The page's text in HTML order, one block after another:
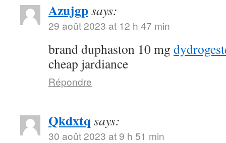
Azujgpsays:
29 août 2023 at 12 h 47 min
brand duphaston 10 mg
cheap jardiance
Répondre
Qkdxtq says:
30 août 2023 at 9 h 51 min